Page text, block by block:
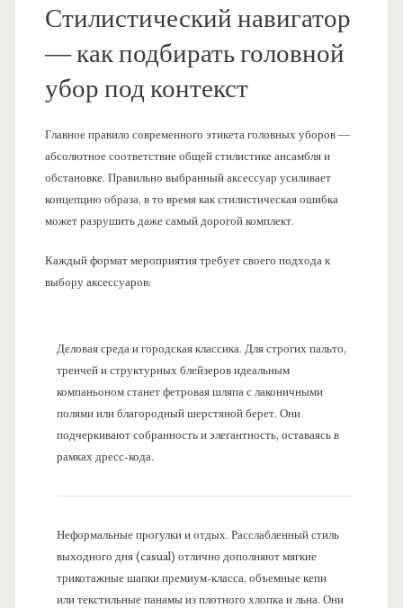
Стилистический навигатор
— как подбирать головной
убор под контекст
Главное правило современного этикета головных уборов —
абсолютное соответствие общей стилистике ансамбля и
обстановке. Правильно выбранный аксессуар усиливает
концепцию образа, в то время как стилистическая ошибка
может разрушить даже самый дорогой комплект.
Каждый формат мероприятия требует своего подхода к
выбору аксессуаров:
Деловая среда и городская классика. Для строгих пальто,
тренчей и структурных блейзеров идеальным
компаньоном станет фетровая шляпа с лаконичными
полями или благородный шерстяной берет. Они
подчеркивают собранность и элегантность, оставаясь в
рамках дресс-кода.
Неформальные прогулки и отдых. Расслабленный стиль
выходного дня (casual) отлично дополняют мягкие
трикотажные шапки премиум-класса, объемные кепи
или текстильные панамы из плотного хлопка и льна. Они